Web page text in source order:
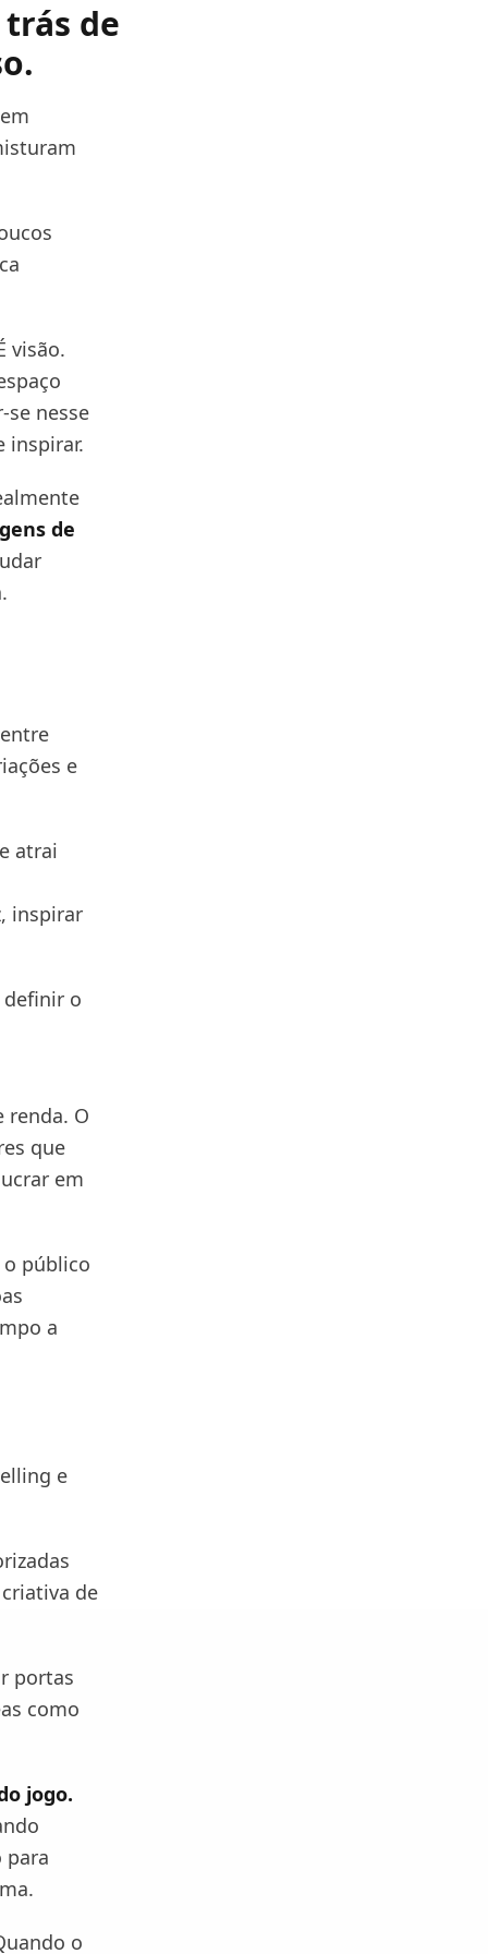
de
visão.
se nesse
inspirar.
de
e
atrai
inspirar
o
renda. O
que
em
público
a
e
de
portas
como
jogo.
para
o